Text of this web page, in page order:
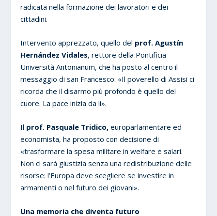
radicata nella formazione dei lavoratori e dei
cittadini.
Intervento apprezzato, quello del prof. Agustín
Hernández Vidales, rettore della Pontificia
Università Antonianum, che ha posto al centro il
messaggio di san Francesco: «Il poverello di Assisi ci
ricorda che il disarmo più profondo è quello del
cuore. La pace inizia da lì».
Il prof. Pasquale Tridico, europarlamentare ed
economista, ha proposto con decisione di
«trasformare la spesa militare in welfare e salari.
Non ci sarà giustizia senza una redistribuzione delle
risorse: l’Europa deve scegliere se investire in
armamenti o nel futuro dei giovani».
Una memoria che diventa futuro